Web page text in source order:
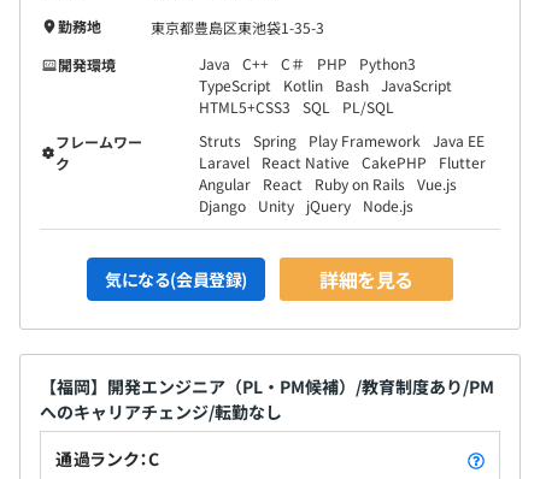
拠点、プロジェクトにより異なります。
勤務地
東京都豊島区東池袋1-35-3
開発環境
Java C++ C＃ PHP
Python3
TypeScript
Kotlin Bash JavaScript
HTML5+CSS3
SQL
PL/SQL
フレームワー
ク
Struts Spring Play Framework
Java EE
Laravel
React Native CakePHP
Flutter
Angular
React Ruby on Rails Vue.js
Django
Unity jQuery Node.js
気になる(会員登録) 詳細を見る
【福岡】開発エンジニア（PL・PM候補）/教育制度あり/PM
へのキャリアチェンジ/転勤なし
通過ランク：C